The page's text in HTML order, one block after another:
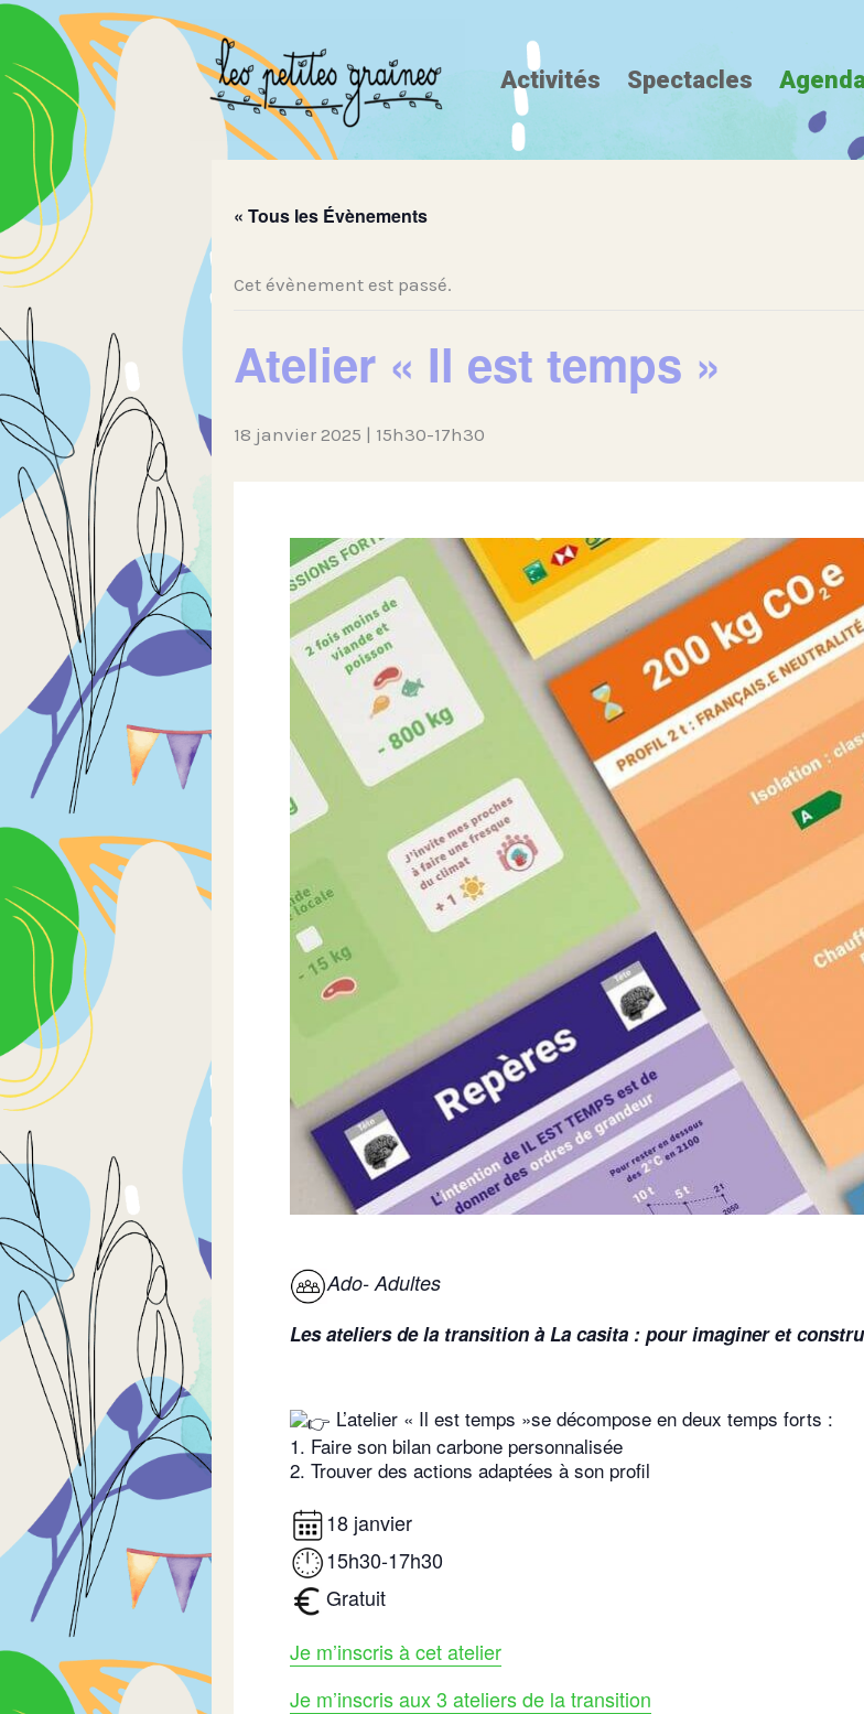
Aller
contenu
Activités Spectacles Agenda
« Tous les Évènements
Cet évènement est passé.
Atelier « Il est temps »
18 janvier 2025 | 15h30-17h30
Ado- Adultes
Les ateliers de la transition à La casita : pour imaginer et
L’atelier « Il est temps »se décompose en deux temps forts :
1. Faire son bilan carbone personnalisée
2. Trouver des actions adaptées à son profil
18 janvier
15h30-17h30
Gratuit
Je m’inscris à cet atelier
Je m’inscris aux 3 ateliers de la transition